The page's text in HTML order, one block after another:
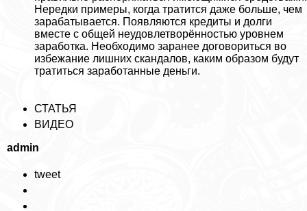
Нередки примеры, когда тратится даже больше, чем
заpaбатывается. Появляются кредиты и долги
вместе с общей неудовлетворённостью уровнем
заработка. Необходимо заранее договориться во
избежание лишних скандалов, каким образом будут
тратиться заработанные деньги.
СТАТЬЯ
ВИДЕО
admin
tweet